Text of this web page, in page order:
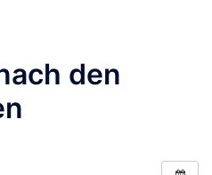
den